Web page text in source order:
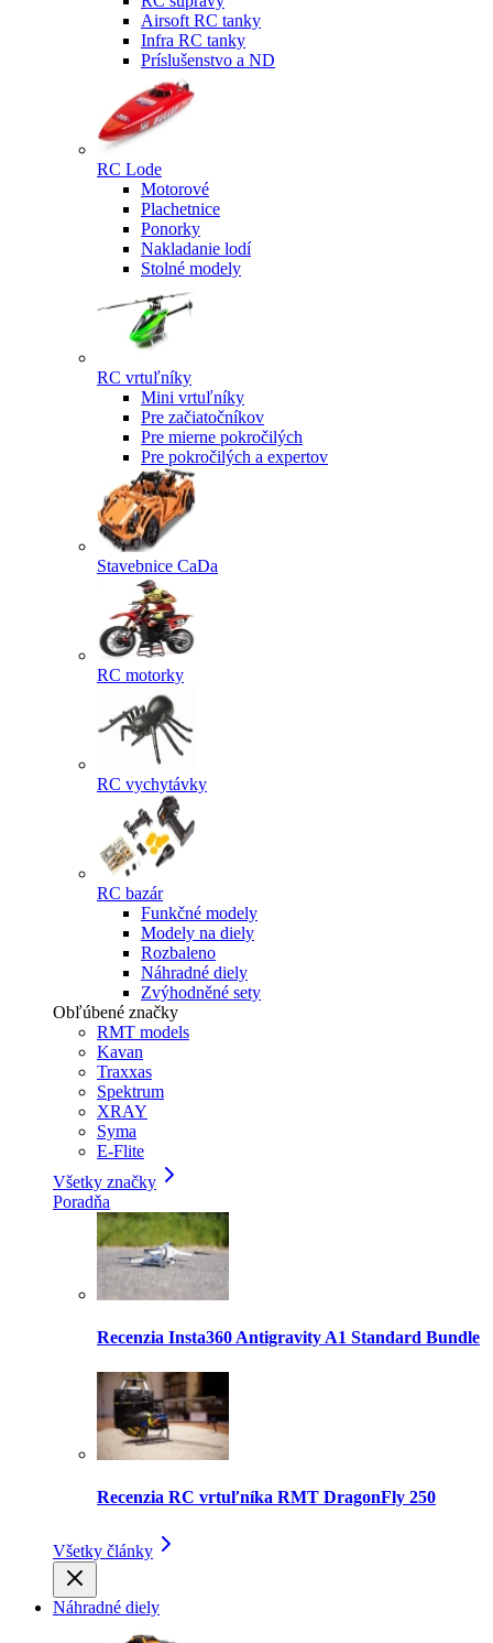
Airsoft RC tanky
Infra RC tanky
Príslušenstvo a ND
RC Lode
Motorové
Plachetnice
Ponorky
Nakladanie lodí
Stolné modely
RC vrtuľníky
Mini vrtuľníky
Pre začiatočníkov
Pre mierne pokročilých
Pre pokročilých a expertov
Stavebnice CaDa
RC motorky
RC vychytávky
RC bazár
Funkčné modely
Modely na diely
Rozbaleno
Náhradné diely
Zvýhodněné sety
Obľúbené značky
RMT models
Kavan
Traxxas
Spektrum
XRAY
Syma
E-Flite
Všetky značky
Poradňa
Recenzia Insta360 Antigravity A1 Standard Bundle
Recenzia RC vrtuľníka RMT DragonFly 250
Všetky články
Náhradné diely